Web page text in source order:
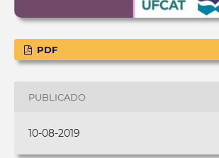
PDF
PUBLICADO
10-08-2019